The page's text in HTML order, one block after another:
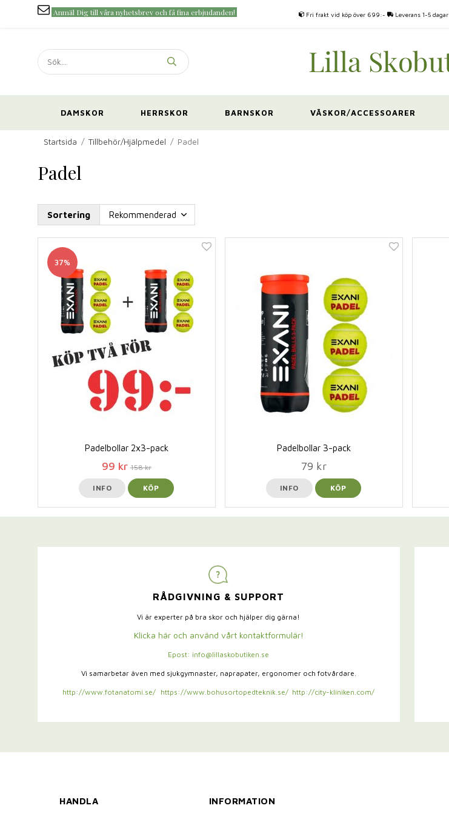
Anmäl Dig till våra nyhetsbrev och få fina erbjudanden! Fri frakt vid köp över 699:- Leverans 1-5 dagar
DAMSKOR HERRSKOR BARNSKOR VÄSKOR/ACCESSOARER
Startsida / Tillbehör/Hjälpmedel / Padel
Padel
Sortering
37%
Padelbollar 2x3-pack
99 kr 158 kr
INFO KÖP
Padelbollar 3-pack
79 kr
INFO KÖP
RÅDGIVNING & SUPPORT
Vi är experter på bra skor och hjälper dig gärna!
Klicka här och använd vårt kontaktformulär!
Epost: info@lillaskobutiken.se
Vi samarbetar även med sjukgymnaster, naprapater, ergonomer och fotvårdare.
http://www.fotanatomi.se/ https://www.bohusortopedteknik.se/ http://city-kliniken.com/
HANDLA INFORMATION